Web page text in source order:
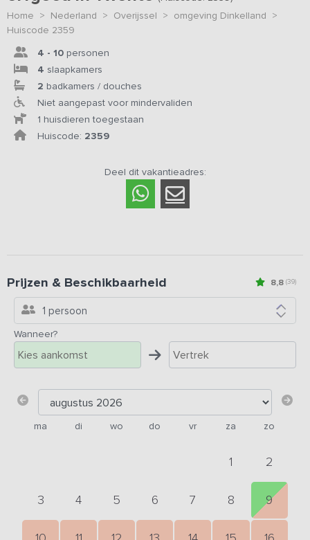
Home > Nederland > Overijssel > omgeving Dinkelland >
Huiscode 2359
4 - 10 personen
4 slaapkamers
2 badkamers / douches
Niet aangepast voor mindervaliden
1 huisdieren toegestaan
Huiscode: 2359
Deel dit vakantieadres:
8,8 (39)
Prijzen & Beschikbaarheid
1 persoon
Wanneer?
ma di wo do vr za zo
1 2
3 4 5 6 7 8 9